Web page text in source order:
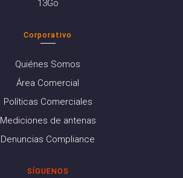
13Go
Corporativo
Quiénes Somos
Área Comercial
Políticas Comerciales
Mediciones de antenas
Denuncias Compliance
SÍGUENOS